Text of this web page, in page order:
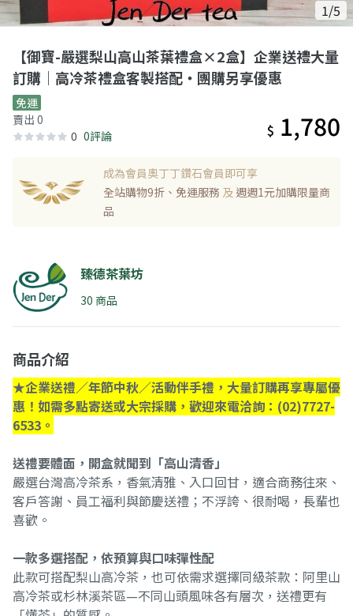
1/5
【御寶-嚴選梨山高山茶葉禮盒×2盒】企業送禮大量
訂購｜高冷茶禮盒客製搭配・團購另享優惠
免運
賣出 0
0 0評論 $ 1,780
成為會員奧丁丁鑽石會員即可享
全站購物9折、免運服務 及 週週1元加購限量商
品
臻德茶葉坊
30 商品
商品介紹
★企業送禮／年節中秋／活動伴手禮，大量訂購再享專屬優
惠！如需多點寄送或大宗採購，歡迎來電洽詢：(02)7727-
6533。
送禮要體面，開盒就聞到「高山清香」
嚴選台灣高冷茶系，香氣清雅、入口回甘，適合商務往來、
客戶答謝、員工福利與節慶送禮；不浮誇、很耐喝，長輩也
喜歡。
一款多選搭配，依預算與口味彈性配
此款可搭配梨山高冷茶，也可依需求選擇同級茶款：阿里山
高冷茶或杉林溪茶區—不同山頭風味各有層次，送禮更有